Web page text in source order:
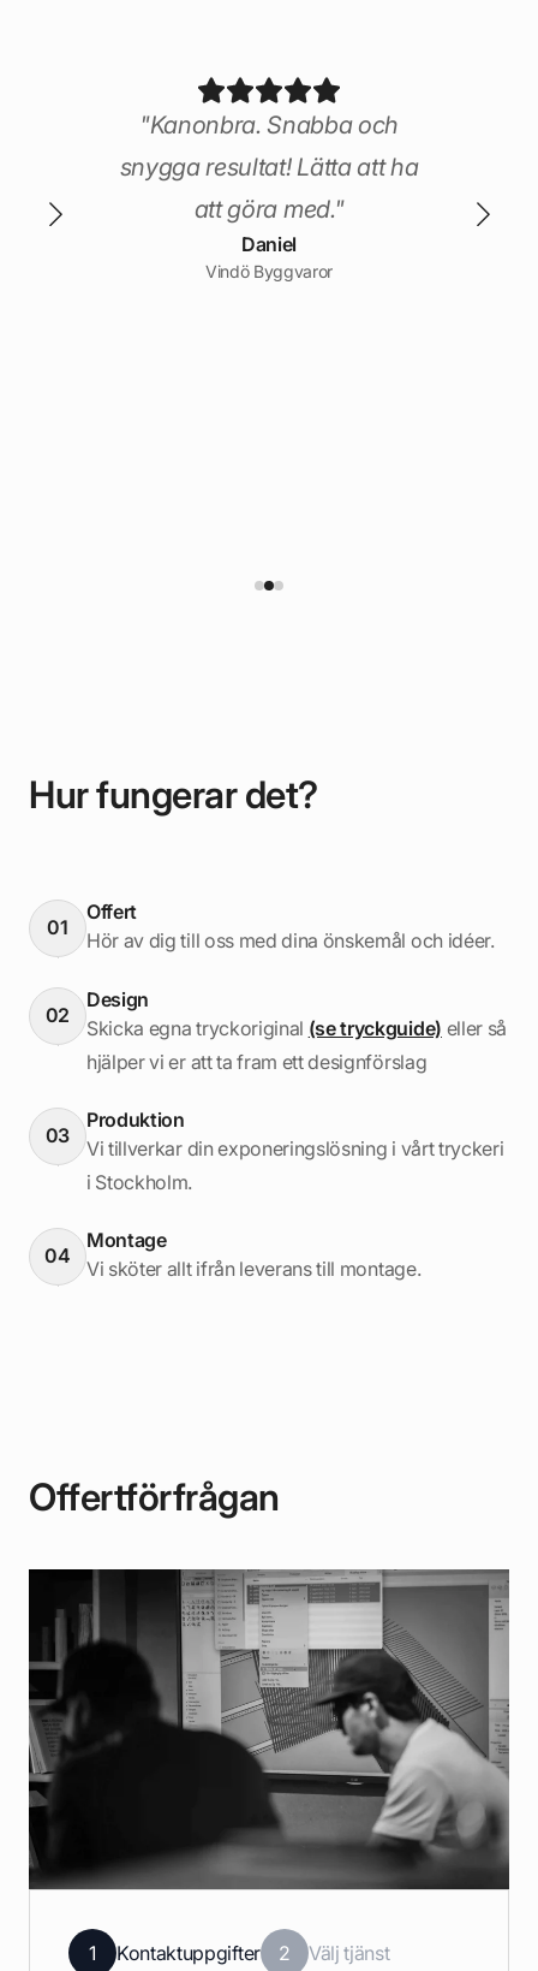
"Kanonbra. Snabba och
snygga resultat! Lätta att ha
att göra med."
Daniel
Vindö Byggvaror
Hur fungerar det?
01
Offert
Hör av dig till oss med dina önskemål och idéer.
02
Design
Skicka egna tryckoriginal (se tryckguide) eller så
hjälper vi er att ta fram ett designförslag
03
Produktion
Vi tillverkar din exponeringslösning i vårt tryckeri
i Stockholm.
04
Montage
Vi sköter allt ifrån leverans till montage.
Offertförfrågan
1 Kontaktuppgifter 2
Välj tjänst